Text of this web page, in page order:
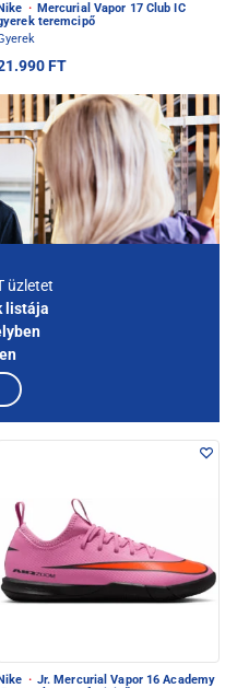
· Mercurial Vapor 17 Club IC
teremcipő
FT
Nike · Jr. Mercurial Vapor 16 Academy
üzletet
listája